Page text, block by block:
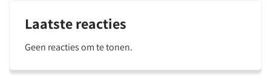
Laatste reacties
Geen reacties om te tonen.